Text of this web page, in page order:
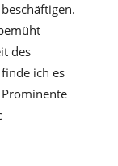
des
ich es